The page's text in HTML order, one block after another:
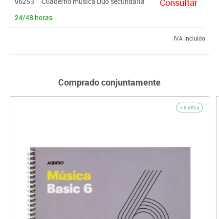
24/48 horas
IVA incluido
Comprado conjuntamente
+ 6 años